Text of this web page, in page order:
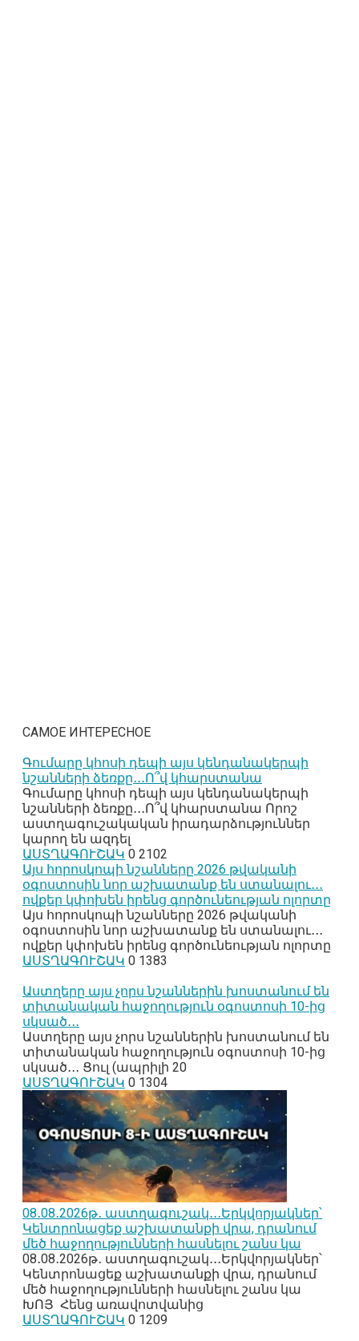
САМОЕ ИНТЕРЕСНОЕ
Գումարը կհոսի դեպի այս կենդանակերպի
նշանների ձեռքը․․․Ո՞վ կհարստանա
Գումարը կհոսի դեպի այս կենդանակերպի
նշանների ձեռքը․․․Ո՞վ կհարստանա Որոշ
աստղագուշակական իրադարձություններ
կարող են ազդել
ԱՍՏՂԱԳՈՒՇԱԿ 0 2102
Այս հորոսկոպի նշանները 2026 թվականի
օգոստոսին նոր աշխատանք են ստանալու․․․
ովքեր կփոխեն իրենց գործունեության ոլորտը
Այս հորոսկոպի նշանները 2026 թվականի
օգոստոսին նոր աշխատանք են ստանալու․․․
ովքեր կփոխեն իրենց գործունեության ոլորտը
ԱՍՏՂԱԳՈՒՇԱԿ 0 1383
Աստղերը այս չորս նշաններին խոստանում են
տիտանական հաջողություն օգոստոսի 10-ից
սկսած․․․
Աստղերը այս չորս նշաններին խոստանում են
տիտանական հաջողություն օգոստոսի 10-ից
սկսած․․․ Ցուլ (ապրիլի 20
ԱՍՏՂԱԳՈՒՇԱԿ 0 1304
08․08․2026թ․ աստղագուշակ․․․Երկվորյակներ՝
Կենտրոնացեք աշխատանքի վրա, դրանում
մեծ հաջողությունների հասնելու շանս կա
08․08․2026թ․ աստղագուշակ․․․Երկվորյակներ՝
Կենտրոնացեք աշխատանքի վրա, դրանում
մեծ հաջողությունների հասնելու շանս կա
ԽՈՅ Հենց առավոտվանից
ԱՍՏՂԱԳՈՒՇԱԿ 0 1209